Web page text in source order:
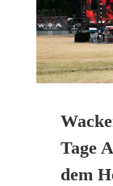
Tage
dem